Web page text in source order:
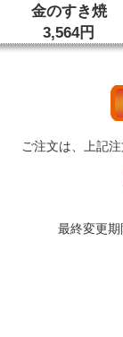
金のすき焼
3,564円
ご注文は、上記
最終変更期